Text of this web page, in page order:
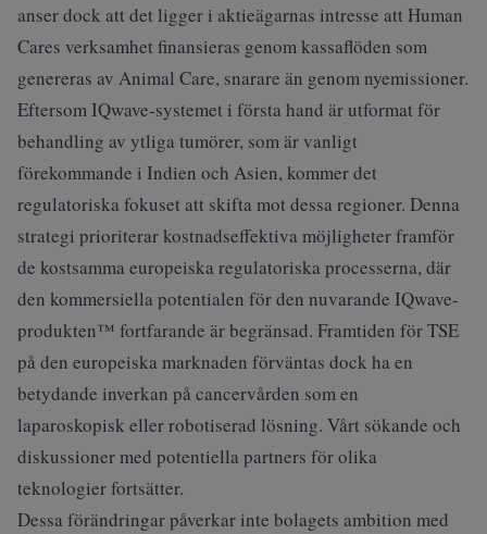
anser dock att det ligger i aktieägarnas intresse att Human
Cares verksamhet finansieras genom kassaflöden som
genereras av Animal Care, snarare än genom nyemissioner.
Eftersom IQwave-systemet i första hand är utformat för
behandling av ytliga tumörer, som är vanligt
förekommande i Indien och Asien, kommer det
regulatoriska fokuset att skifta mot dessa regioner. Denna
strategi prioriterar kostnadseffektiva möjligheter framför
de kostsamma europeiska regulatoriska processerna, där
den kommersiella potentialen för den nuvarande IQwave-
produkten™ fortfarande är begränsad. Framtiden för TSE
på den europeiska marknaden förväntas dock ha en
betydande inverkan på cancervården som en
laparoskopisk eller robotiserad lösning. Vårt sökande och
diskussioner med potentiella partners för olika
teknologier fortsätter.
Dessa förändringar påverkar inte bolagets ambition med